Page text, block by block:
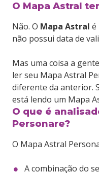
O Mapa Astral
Não. O Mapa Astral é
não possui data de
Mas uma coisa a
ler seu Mapa Astral
diferente da anterior.
está lendo um Mapa
O que é
Personare?
O Mapa Astral
A combinação do